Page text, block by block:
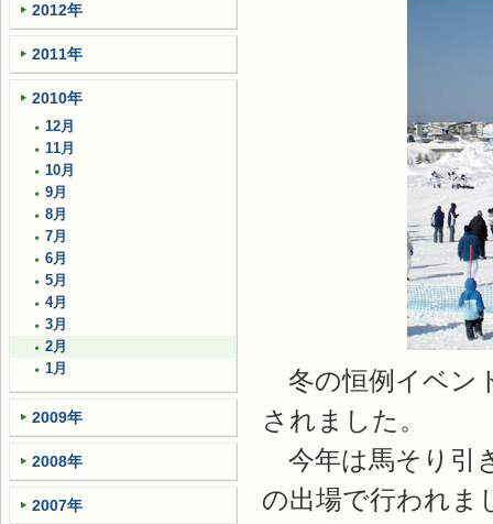
冬の恒例イベン
されました。
今年は馬そり引
の出場で行われま
2012年
2011年
2010年
12月
11月
10月
9月
8月
7月
6月
5月
4月
3月
2月
1月
2009年
2008年
2007年